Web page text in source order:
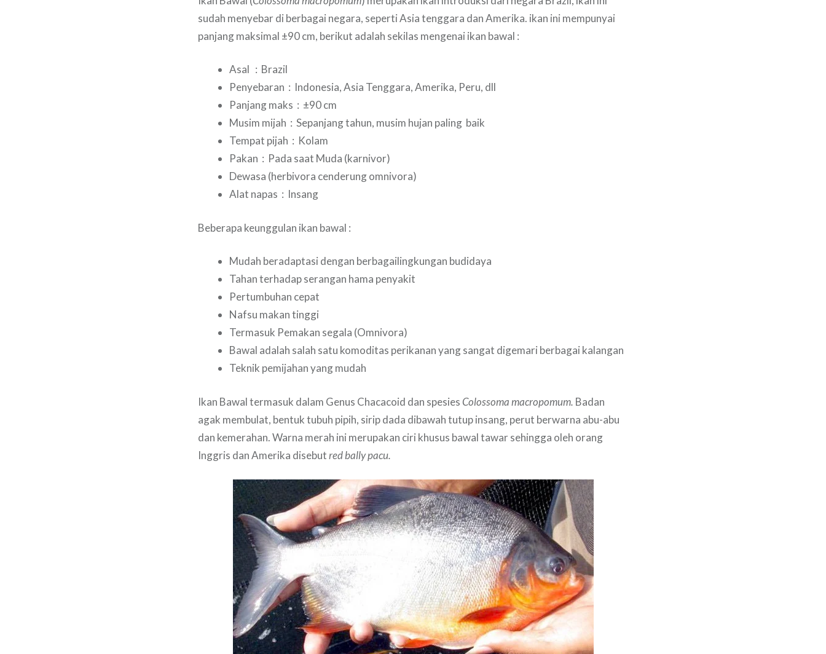
sudah menyebar di berbagai negara, seperti Asia tenggara dan Amerika. ikan ini mempunyai
panjang maksimal ±90 cm, berikut adalah sekilas mengenai ikan bawal :
Asal : Brazil
Penyebaran : Indonesia, Asia Tenggara, Amerika, Peru, dll
Panjang maks : ±90 cm
Musim mijah : Sepanjang tahun, musim hujan paling baik
Tempat pijah : Kolam
Pakan : Pada saat Muda (karnivor)
Dewasa (herbivora cenderung omnivora)
Alat napas : Insang
Beberapa keunggulan ikan bawal :
Mudah beradaptasi dengan berbagailingkungan budidaya
Tahan terhadap serangan hama penyakit
Pertumbuhan cepat
Nafsu makan tinggi
Termasuk Pemakan segala (Omnivora)
Bawal adalah salah satu komoditas perikanan yang sangat digemari berbagai kalangan
Teknik pemijahan yang mudah
Ikan Bawal termasuk dalam Genus Chacacoid dan spesies Colossoma macropomum. Badan
agak membulat, bentuk tubuh pipih, sirip dada dibawah tutup insang, perut berwarna abu-abu
dan kemerahan. Warna merah ini merupakan ciri khusus bawal tawar sehingga oleh orang
Inggris dan Amerika disebutred bally pacu.